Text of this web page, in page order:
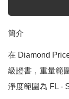
簡介
在 Diamond
級證書，重量範
淨度範圍為 FL -